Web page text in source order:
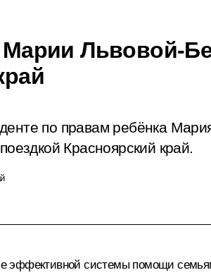
Марии Львовой-
по правам ребёнка
Красноярский край.
эффективной системы помощи